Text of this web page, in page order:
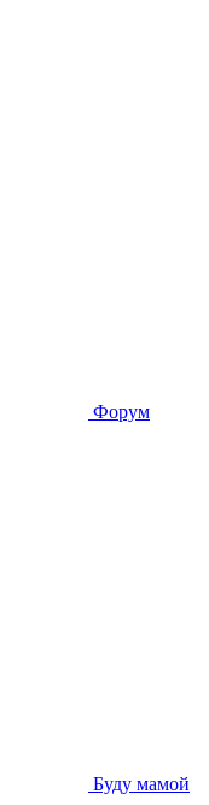
Форум
Буду мамой